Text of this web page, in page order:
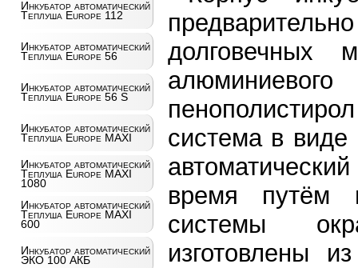
Инкубатор автоматический
Теплуша Europe 112
Инкубатор автоматический
Теплуша Europe 56
Инкубатор автоматический
Теплуша Europe 56 S
Инкубатор автоматический
Теплуша Europe MAXI
Инкубатор автоматический
Теплуша Europe MAXI
1080
Инкубатор автоматический
Теплуша Europe MAXI
600
Инкубатор автоматический
ЭКО 100 АКБ
долговечных
система в виде
время путём
системы
изготовлены